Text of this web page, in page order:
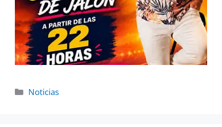
Noticias